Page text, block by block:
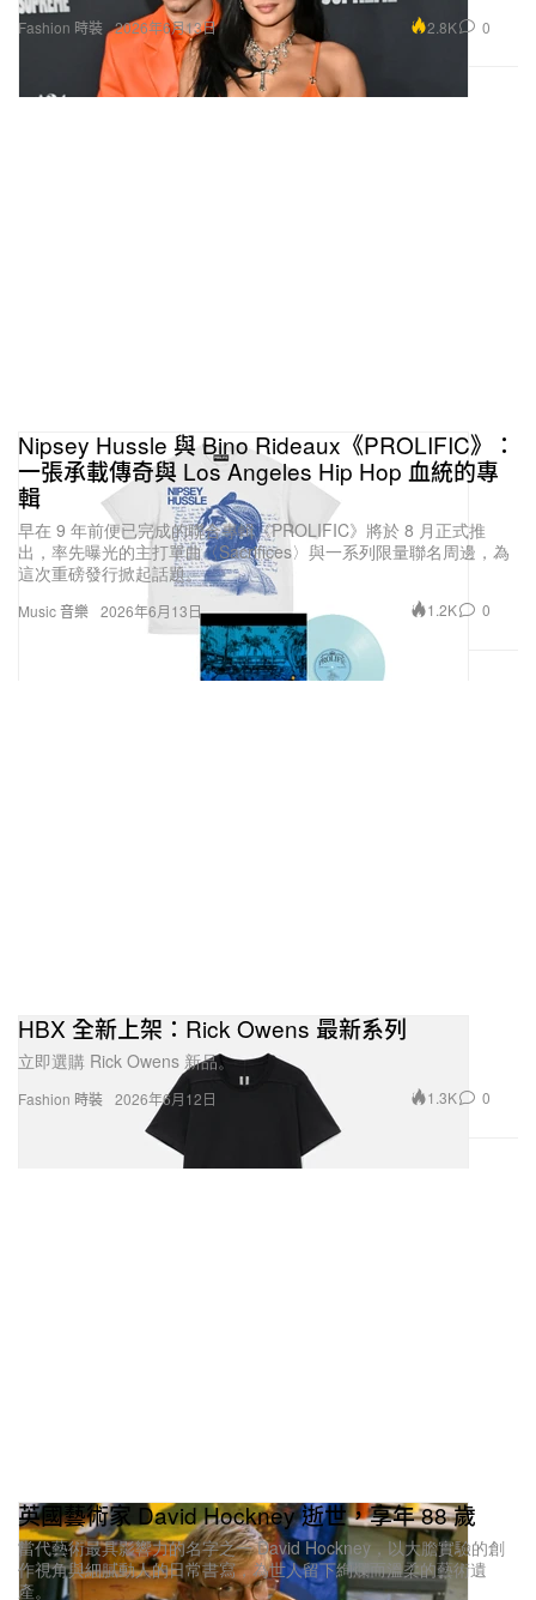
Fashion 時裝 2026年6月13日 2.8K 0
Music 音樂
Nipsey Hussle 與 Bino Rideaux《PROLIFIC》：
一張承載傳奇與 Los Angeles Hip Hop 血統的專
輯
早在 9 年前便已完成的聯合專輯《PROLIFIC》將於 8 月正式推
出，率先曝光的主打單曲〈Sacrifices〉與一系列限量聯名周邊，為
這次重磅發行掀起話題。
2026年6月13日 1.2K 0
Fashion 時裝
HBX 全新上架：Rick Owens 最新系列
立即選購 Rick Owens 新品。
2026年6月12日 1.3K 0
英國藝術家 David Hockney 逝世，享年 88 歲
當代藝術最具影響力的名字之一 David Hockney，以大膽實驗的創
作視角與細膩動人的日常書寫，為世人留下絢爛而溫柔的藝術遺
產。